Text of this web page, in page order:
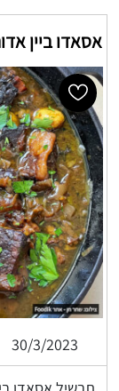
אסאדו ביין
30/3/2023